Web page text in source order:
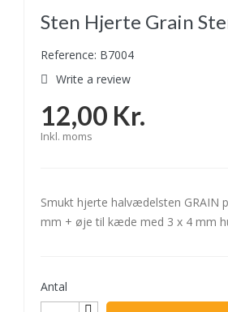
Sten Hjerte Grain
Reference: B7004
Write a review
12,00 Kr.
Inkl. moms
Smukt hjerte halvædelsten GRAIN
mm + øje til kæde med 3 x 4 mm
Antal